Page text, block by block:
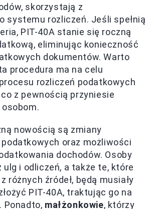
skorzystają z
systemu rozliczeń. Jeśli spełnią
PIT-40A stanie się roczną
eliminując konieczność
dokumentów. Warto
procedura ma na celu
rozliczeń podatkowych
z pewnością przyniesie
nowością są zmiany
oraz możliwości
dochodów. Osoby
i odliczeń, a także te, które
różnych źródeł, będą musiały
PIT-40A, traktując go na
Ponadto, małżonkowie, którzy